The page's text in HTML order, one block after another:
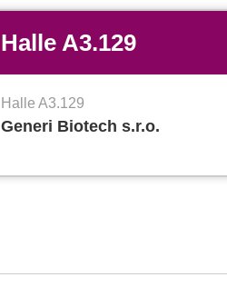
Halle A3.129
Halle A3.129
Generi Biotech s.r.o.